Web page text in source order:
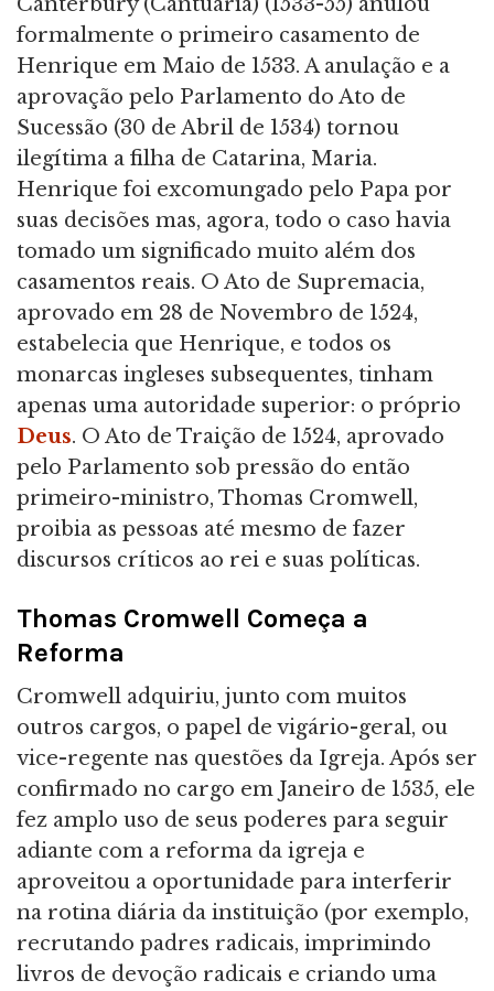
formalmente o primeiro casamento de
Henrique em Maio de 1533. A anulação e a
aprovação pelo Parlamento do Ato de
Sucessão (30 de Abril de 1534) tornou
ilegítima a filha de Catarina, Maria.
Henrique foi excomungado pelo Papa por
suas decisões mas, agora, todo o caso havia
tomado um significado muito além dos
casamentos reais. O Ato de Supremacia,
aprovado em 28 de Novembro de 1524,
estabelecia que Henrique, e todos os
monarcas ingleses subsequentes, tinham
apenas uma autoridade superior: o próprio
Deus. O Ato de Traição de 1524, aprovado
pelo Parlamento sob pressão do então
primeiro-ministro, Thomas Cromwell,
proibia as pessoas até mesmo de fazer
discursos críticos ao rei e suas políticas.
Thomas Cromwell Começa a
Reforma
Cromwell adquiriu, junto com muitos
outros cargos, o papel de vigário-geral, ou
vice-regente nas questões da Igreja. Após ser
confirmado no cargo em Janeiro de 1535, ele
fez amplo uso de seus poderes para seguir
adiante com a reforma da igreja e
aproveitou a oportunidade para interferir
na rotina diária da instituição (por exemplo,
recrutando padres radicais, imprimindo
livros de devoção radicais e criando uma